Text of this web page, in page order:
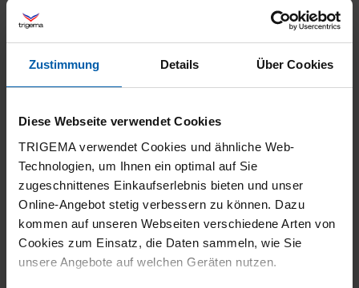
Zustimmung Details Über Cookies
Diese Webseite verwendet Cookies
TRIGEMA verwendet Cookies und ähnliche Web-
Technologien, um Ihnen ein optimal auf Sie
zugeschnittenes Einkaufserlebnis bieten und unser
Online-Angebot stetig verbessern zu können. Dazu
kommen auf unseren Webseiten verschiedene Arten von
Cookies zum Einsatz, die Daten sammeln, wie Sie
unsere Angebote auf welchen Geräten nutzen.
Auch hier: Wiederholungskauf, Qualität super
5
T-Shirt hat eine sehr gute Qualität. Es hält
viele Wäschen ohne Qualitätsverlust aus.